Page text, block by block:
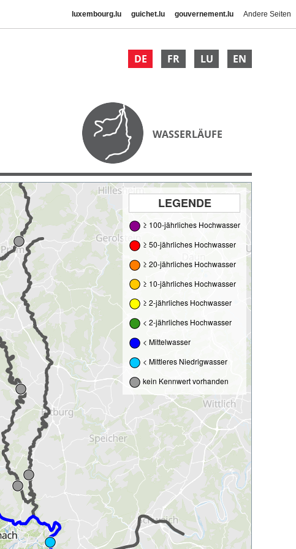
luxembourg.lu guichet.lu gouvernement.lu Andere Seiten
DE FR LU EN
WASSERLÄUFE
LEGENDE
≥ 100-jährliches Hochwasser
≥ 50-jährliches Hochwasser
≥ 20-jährliches Hochwasser
≥ 10-jährliches Hochwasser
≥ 2-jährliches Hochwasser
< 2-jährliches Hochwasser
< Mittelwasser
< Mittleres Niedrigwasser
kein Kennwert vorhanden